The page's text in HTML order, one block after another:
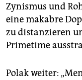
Zynismus und
eine makabre
zu distanzieren
Primetime
Polak weiter: